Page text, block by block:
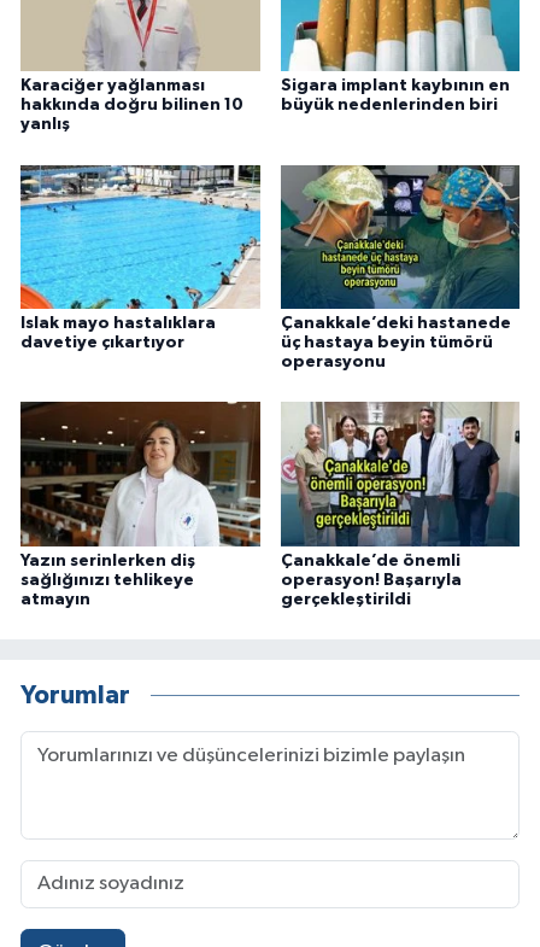
Karaciğer yağlanması
hakkında doğru bilinen 10
yanlış
Sigara implant kaybının en
büyük nedenlerinden biri
Islak mayo hastalıklara
davetiye çıkartıyor
Çanakkale’deki hastanede
üç hastaya beyin tümörü
operasyonu
Yazın serinlerken diş
sağlığınızı tehlikeye
atmayın
Çanakkale’de önemli
operasyon! Başarıyla
gerçekleştirildi
Yorumlar